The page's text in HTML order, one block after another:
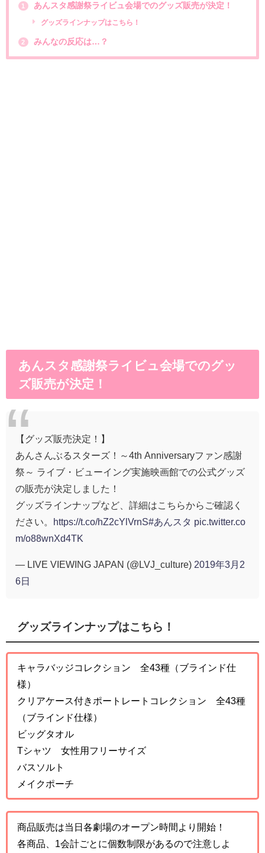
1 あんスタ感謝祭ライビュ会場でのグッズ販売が決定！
グッズラインナップはこちら！
2 みんなの反応は…？
あんスタ感謝祭ライビュ会場でのグッ
ズ販売が決定！
【グッズ販売決定！】
あんさんぶるスターズ！～4th Anniversaryファン感謝
祭～ ライブ・ビューイング実施映画館での公式グッズ
の販売が決定しました！
グッズラインナップなど、詳細はこちらからご確認く
ださい。
https://t.co/hZ2cYlVrnS#あんスタ pic.twitter.co
m/o88wnXd4TK
— LIVE VIEWING JAPAN (@LVJ_culture) 2019年3月2
6日
グッズラインナップはこちら！
キャラバッジコレクション 全43種（ブラインド仕
様）
クリアケース付きポートレートコレクション 全43種
（ブラインド仕様）
ビッグタオル
Tシャツ 女性用フリーサイズ
バスソルト
メイクポーチ
商品販売は当日各劇場のオープン時間より開始！
各商品、1会計ごとに個数制限があるので注意しよ